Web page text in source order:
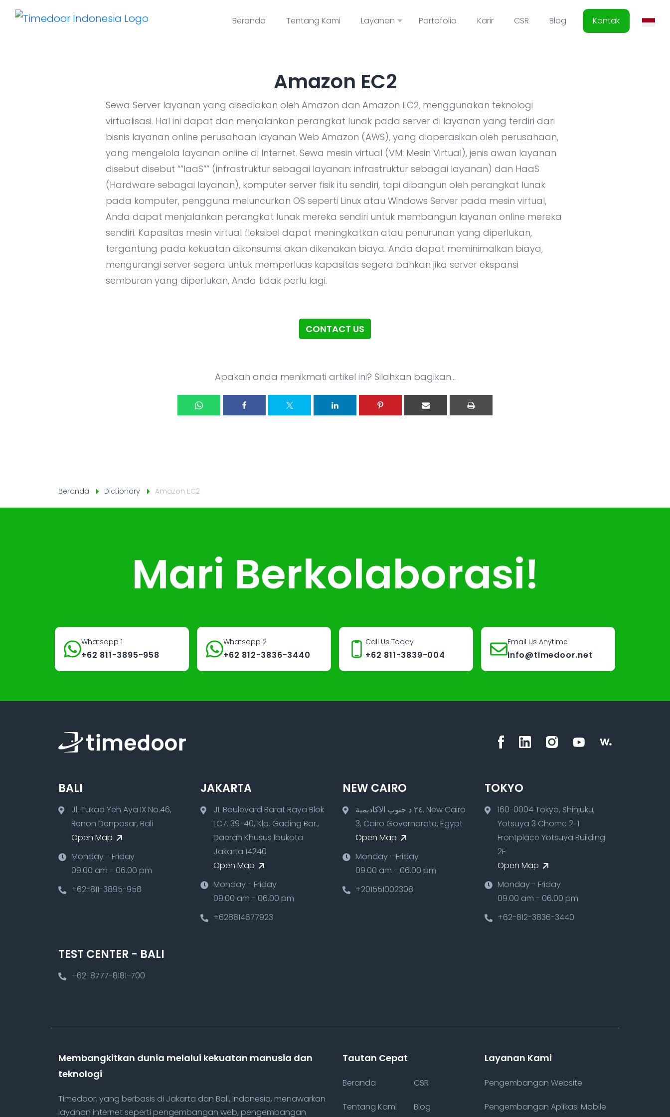
Beranda Tentang Kami Layanan Portofolio Karir CSR Blog Kontak
Amazon EC2
Sewa Server layanan yang disediakan oleh Amazon dan Amazon EC2, menggunakan teknologi
virtualisasi. Hal ini dapat dan menjalankan perangkat lunak pada server di layanan yang terdiri dari
bisnis layanan online perusahaan layanan Web Amazon (AWS), yang dioperasikan oleh perusahaan,
yang mengelola layanan online di Internet. Sewa mesin virtual (VM: Mesin Virtual), jenis awan layanan
disebut disebut “”IaaS”” (infrastruktur sebagai layanan: infrastruktur sebagai layanan) dan HaaS
(Hardware sebagai layanan), komputer server fisik itu sendiri, tapi dibangun oleh perangkat lunak
pada komputer, pengguna meluncurkan OS seperti Linux atau Windows Server pada mesin virtual,
Anda dapat menjalankan perangkat lunak mereka sendiri untuk membangun layanan online mereka
sendiri. Kapasitas mesin virtual fleksibel dapat meningkatkan atau penurunan yang diperlukan,
tergantung pada kekuatan dikonsumsi akan dikenakan biaya. Anda dapat meminimalkan biaya,
mengurangi server segera untuk memperluas kapasitas segera bahkan jika server ekspansi
semburan yang diperlukan, Anda tidak perlu lagi.
CONTACT US
Apakah anda menikmati artikel ini? Silahkan bagikan...
Beranda Dictionary Amazon EC2
Mari Berkolaborasi!
Whatsapp 1
+62 811-3895-958
Whatsapp 2
+62 812-3836-3440
Call Us Today
+62 811-3839-004
Email Us Anytime
info@timedoor.net
BALI
Jl. Tukad Yeh Aya IX No.46,
Renon Denpasar, Bali
Open Map
Monday - Friday
09.00 am - 06.00 pm
+62-811-3895-958
JAKARTA
JL Boulevard Barat Raya Blok
LC7. 39-40, Klp. Gading Bar.,
Daerah Khusus Ibukota
Jakarta 14240
Open Map
Monday - Friday
09.00 am - 06.00 pm
+628814677923
NEW CAIRO
٢٤ د جنوب الاكاديمية, New Cairo
3, Cairo Governorate, Egypt
Open Map
Monday - Friday
09.00 am - 06.00 pm
+201551002308
TOKYO
160-0004 Tokyo, Shinjuku,
Yotsuya 3 Chome 2-1
Frontplace Yotsuya Building
2F
Open Map
Monday - Friday
09.00 am - 06.00 pm
+62-812-3836-3440
TEST CENTER - BALI
+62-8777-8181-700
Tautan Cepat
Beranda
Tentang Kami
CSR
Blog
Layanan Kami
Pengembangan Website
Pengembangan Aplikasi Mobile
Membangkitkan dunia melalui kekuatan manusia dan
teknologi
Timedoor, yang berbasis di Jakarta dan Bali, Indonesia, menawarkan
layanan internet seperti pengembangan web, pengembangan